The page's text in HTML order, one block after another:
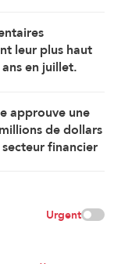
leur plus haut
en juillet.
approuve une
de dollars
financier
Urgent